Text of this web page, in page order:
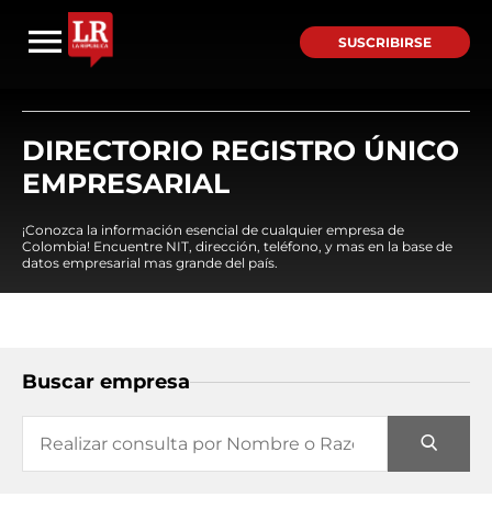
SUSCRIBIRSE
DIRECTORIO REGISTRO ÚNICO
EMPRESARIAL
¡Conozca la información esencial de cualquier empresa de
Colombia! Encuentre NIT, dirección, teléfono, y mas en la base de
datos empresarial mas grande del país.
Buscar empresa